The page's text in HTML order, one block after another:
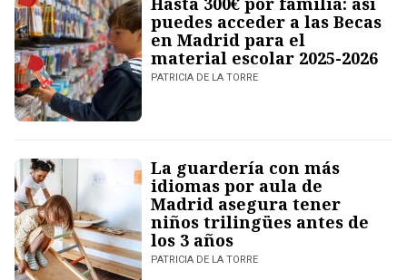
puedes acceder a las Becas
en Madrid para el
material escolar 2025-2026
PATRICIA DE LA TORRE
La guardería con más
idiomas por aula de
Madrid asegura tener
niños trilingües antes de
los 3 años
PATRICIA DE LA TORRE